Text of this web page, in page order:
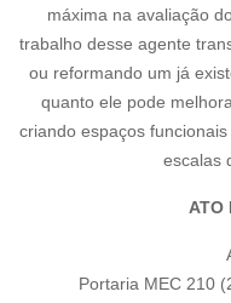
máxima na avaliação
trabalho desse agente
ou reformando um já
quanto ele pode
criando espaços
escalas
ATO
Portaria MEC 210